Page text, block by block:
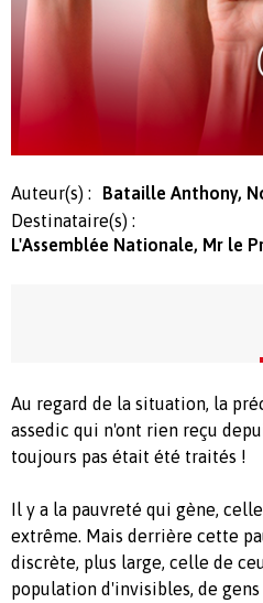
Auteur(s) :
Bataille Anthony,
Destinataire(s) :
L'Assemblée Nationale, Mr le
Au regard de la situation, la
assedic qui n'ont rien reçu
toujours pas était été traités !
Il y a la pauvreté qui gène,
extrême. Mais derrière cette
discrète, plus large, celle de
population d'invisibles, de